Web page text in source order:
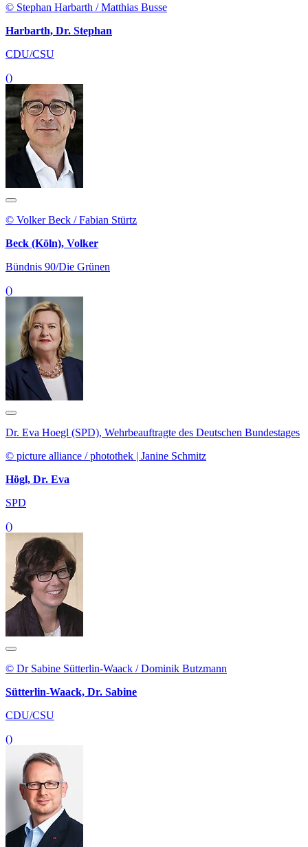
© Stephan Harbarth / Matthias Busse
Harbarth, Dr. Stephan
CDU/CSU
()
© Volker Beck / Fabian Stürtz
Beck (Köln), Volker
Bündnis 90/Die Grünen
()
Dr. Eva Hoegl (SPD), Wehrbeauftragte des Deutschen Bundestages
© picture alliance / photothek | Janine Schmitz
Högl, Dr. Eva
SPD
()
© Dr Sabine Sütterlin-Waack / Dominik Butzmann
Sütterlin-Waack, Dr. Sabine
CDU/CSU
()